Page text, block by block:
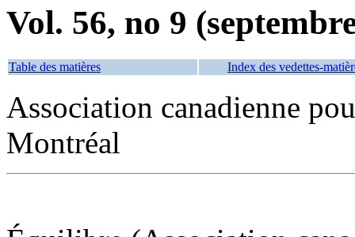
Vol. 56, no 9
Table des matières Index des vedettes-
Association canadienne
Montréal